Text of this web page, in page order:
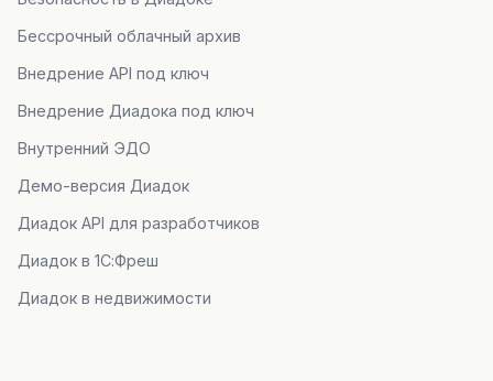
Бессрочный облачный архив
Внедрение API под ключ
Внедрение Диадока под ключ
Внутренний ЭДО
Демо-версия Диадок
Диадок API для разработчиков
Диадок в 1С:Фреш
Диадок в недвижимости